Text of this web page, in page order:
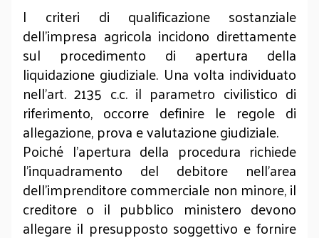
I criteri di qualificazione sostanziale
dell’impresa agricola incidono direttamente
sul procedimento di apertura della
liquidazione giudiziale. Una volta individuato
nell’art. 2135 c.c. il parametro civilistico di
riferimento, occorre definire le regole di
allegazione, prova e valutazione giudiziale.
Poiché l’apertura della procedura richiede
l’inquadramento del debitore nell’area
dell’imprenditore commerciale non minore, il
creditore o il pubblico ministero devono
allegare il presupposto soggettivo e fornire